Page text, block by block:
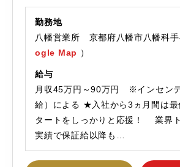
勤務地
八幡営業所 京都府八幡市八幡科
ogle Map ）
給与
月収45万円～90万円 ※インセン
給）による ★入社から3ヵ月間は最
タートをしっかりと応援！ 業界
実績で保証給以降も…